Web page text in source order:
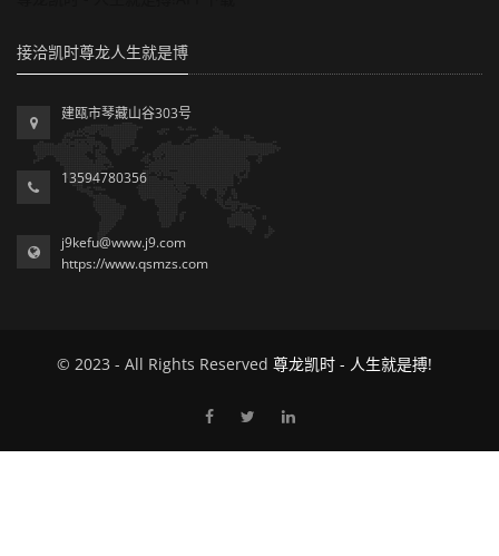
接洽凯时尊龙人生就是博
建瓯市琴藏山谷303号
13594780356
j9kefu@www.j9.com
https://www.qsmzs.com
© 2023 - All Rights Reserved 尊龙凯时 - 人生就是搏!